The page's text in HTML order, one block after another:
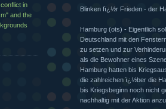
Blinken fï¿½r Frieden - der
Hamburg (ots) - Eigentlich
Deutschland mit den
zu setzen und zur
als die Bewohner eines
Hamburg hatten bis
die zahlreichen ï¿½ber die
bis Kriegsbeginn noch nicht
nachhaltig mit der Aktion
in
and the